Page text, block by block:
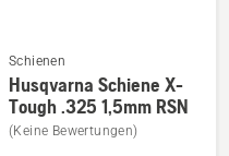
Mehr
Details
zu
Schienen
Husqvarna Schiene X-
Tough .325 1,5mm RSN
(Keine Bewertungen)